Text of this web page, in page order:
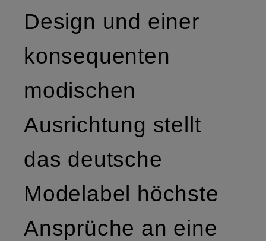
Design und einer
konsequenten
modischen
Ausrichtung stellt
das deutsche
Modelabel höchste
Ansprüche an eine